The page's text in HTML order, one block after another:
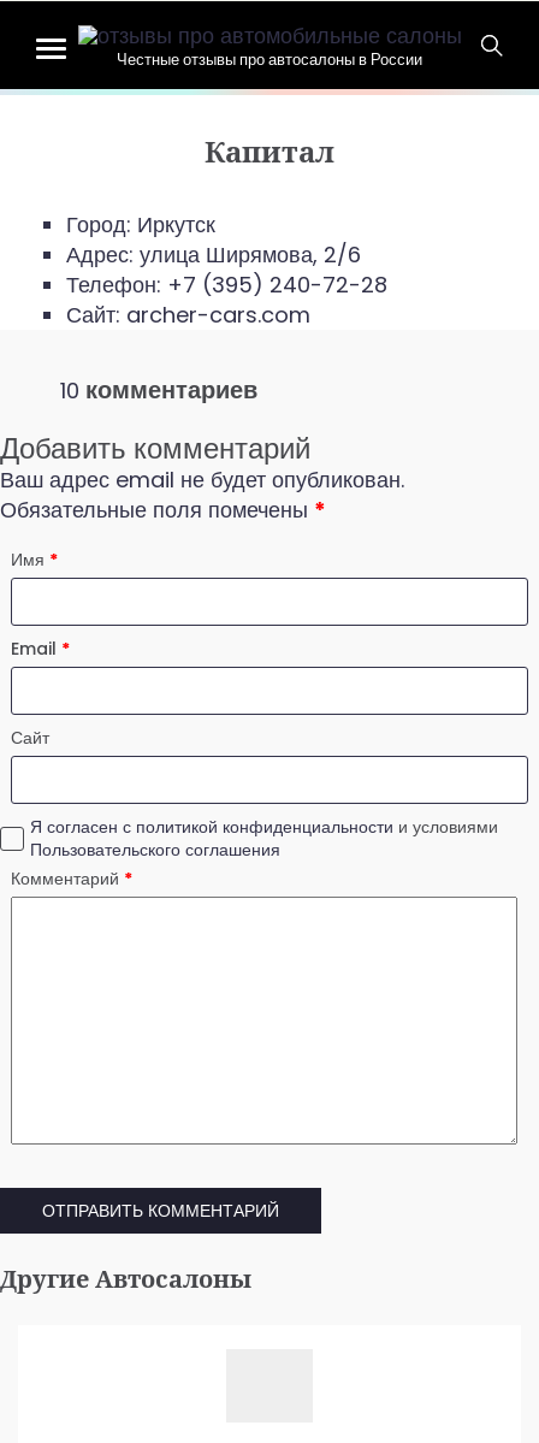
Честные отзывы про автосалоны в России
Капитал
Город: Иркутск
Адрес: улица Ширямова, 2/6
Телефон: +7 (395) 240-72-28
Сайт: archer-cars.com
10 комментариев
Добавить комментарий
Ваш адрес email не будет опубликован.
Обязательные поля помечены *
Имя *
Email *
Сайт
Я согласен с политикой конфиденциальности и условиями
Пользовательского соглашения
Комментарий *
Другие Автосалоны